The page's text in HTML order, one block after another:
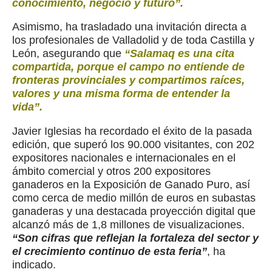
conocimiento, negocio y futuro”.
Asimismo, ha trasladado una invitación directa a
los profesionales de Valladolid y de toda Castilla y
León, asegurando que “Salamaq es una cita
compartida, porque el campo no entiende de
fronteras provinciales y compartimos raíces,
valores y una misma forma de entender la
vida”.
Javier Iglesias ha recordado el éxito de la pasada
edición, que superó los 90.000 visitantes, con 202
expositores nacionales e internacionales en el
ámbito comercial y otros 200 expositores
ganaderos en la Exposición de Ganado Puro, así
como cerca de medio millón de euros en subastas
ganaderas y una destacada proyección digital que
alcanzó más de 1,8 millones de visualizaciones.
“Son cifras que reflejan la fortaleza del sector y
el crecimiento continuo de esta feria”, ha
indicado.